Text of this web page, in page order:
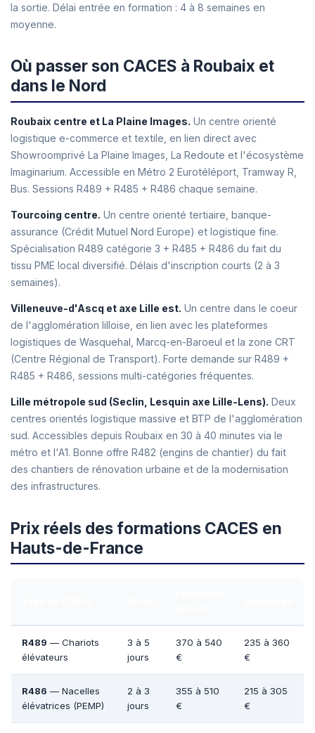
la sortie. Délai entrée en formation : 4 à 8 semaines en
moyenne.
Où passer son CACES à Roubaix et
dans le Nord
Roubaix centre et La Plaine Images. Un centre orienté
logistique e-commerce et textile, en lien direct avec
Showroomprivé La Plaine Images, La Redoute et l'écosystème
Imaginarium. Accessible en Métro 2 Eurotéléport, Tramway R,
Bus. Sessions R489 + R485 + R486 chaque semaine.
Tourcoing centre. Un centre orienté tertiaire, banque-
assurance (Crédit Mutuel Nord Europe) et logistique fine.
Spécialisation R489 catégorie 3 + R485 + R486 du fait du
tissu PME local diversifié. Délais d'inscription courts (2 à 3
semaines).
Villeneuve-d'Ascq et axe Lille est. Un centre dans le coeur
de l'agglomération lilloise, en lien avec les plateformes
logistiques de Wasquehal, Marcq-en-Baroeul et la zone CRT
(Centre Régional de Transport). Forte demande sur R489 +
R485 + R486, sessions multi-catégories fréquentes.
Lille métropole sud (Seclin, Lesquin axe Lille-Lens). Deux
centres orientés logistique massive et BTP de l'agglomération
sud. Accessibles depuis Roubaix en 30 à 40 minutes via le
métro et l'A1. Bonne offre R482 (engins de chantier) du fait
des chantiers de rénovation urbaine et de la modernisation
des infrastructures.
Prix réels des formations CACES en
Hauts-de-France
R489 — Chariots
élévateurs
3 à 5
jours
370 à 540
€
235 à 360
€
R486 — Nacelles
élévatrices (PEMP)
2 à 3
jours
355 à 510
€
215 à 305
€